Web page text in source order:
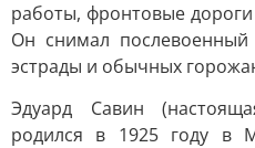
работы, фронтовые
Он снимал
эстрады и обычных
Эдуард Савин
родился в 1925 году в